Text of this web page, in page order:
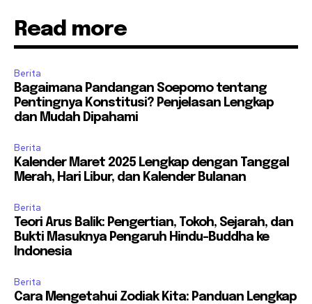
Read more
Berita
Bagaimana Pandangan Soepomo tentang
Pentingnya Konstitusi? Penjelasan Lengkap
dan Mudah Dipahami
Berita
Kalender Maret 2025 Lengkap dengan Tanggal
Merah, Hari Libur, dan Kalender Bulanan
Berita
Teori Arus Balik: Pengertian, Tokoh, Sejarah, dan
Bukti Masuknya Pengaruh Hindu-Buddha ke
Indonesia
Berita
Cara Mengetahui Zodiak Kita: Panduan Lengkap